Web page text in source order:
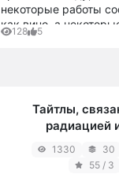
некоторые работы
как вино, а
молоко. Если в 2020
128 5
Тайтлы,
радиацией
1330 30
55 / 3